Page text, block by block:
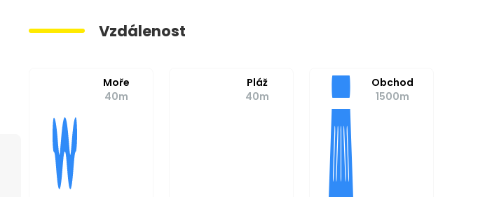
Vzdálenost
Moře
40m
Pláž
40m
Obchod
1500m